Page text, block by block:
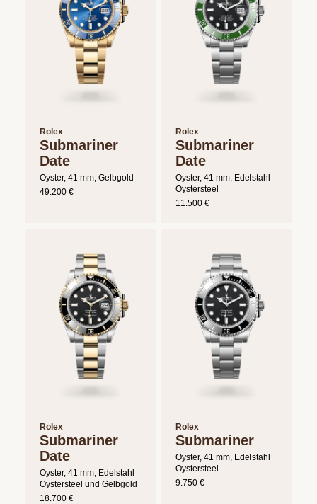
Rolex
Submariner
Date
Oyster, 41 mm, Gelbgold
49.200 €
Rolex
Submariner
Date
Oyster, 41 mm, Edelstahl
Oystersteel
11.500 €
Rolex
Submariner
Date
Oyster, 41 mm, Edelstahl
Oystersteel und Gelbgold
18.700 €
Rolex
Submariner
Oyster, 41 mm, Edelstahl
Oystersteel
9.750 €